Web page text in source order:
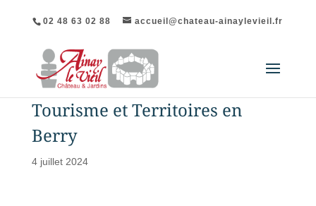
02 48 63 02 88 accueil@chateau-ainaylevieil.fr
Tourisme et Territoires en
Berry
4 juillet 2024